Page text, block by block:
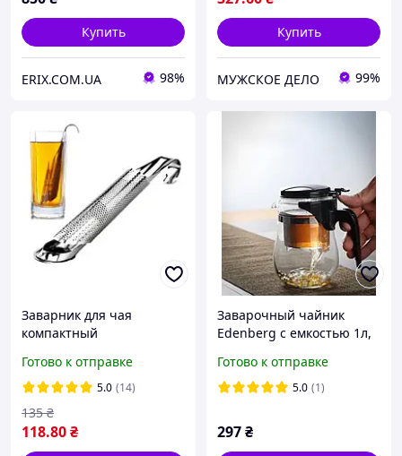
Купить
ERIX.COM.UA 98%
Купить
МУЖСКОЕ ДЕЛО 99%
Заварник для чая
компактный
Готово к отправке
5.0 (14)
118.80₴
135 ₴
Заварочный чайник
Edenberg с емкостью 1л,
чайник с фильтром для
заварки чая
Готово к отправке
5.0 (1)
297₴